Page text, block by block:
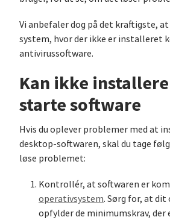
Vi anbefaler dog på det kraftigste,
system, hvor der ikke er installeret
antivirussoftware.
Kan ikke
starte software
Hvis du oplever problemer med at
desktop-softwaren, skal du tage
løse problemet:
Kontrollér, at softwaren er
operativsystem. Sørg for, at
opfylder de minimumskrav, der